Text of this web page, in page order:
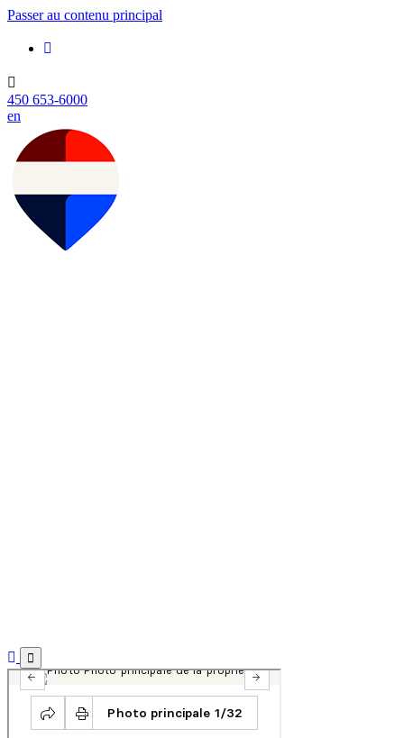
Passer au contenu principal
450 653-6000
en